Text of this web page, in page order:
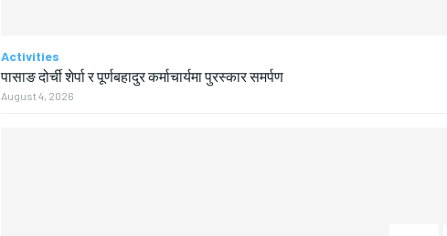
Activities
पासाङ दोर्ची शेर्पा र पूर्णबहादुर कर्माचार्यमा पुरस्कार समर्पण
August 4, 2026